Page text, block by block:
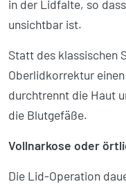
in der Lidfalte, so
unsichtbar ist.
Statt des klassischen
Oberlidkorrektur
durchtrennt die Haut
die Blutgefäße.
Vollnarkose oder
Die Lid-Operation